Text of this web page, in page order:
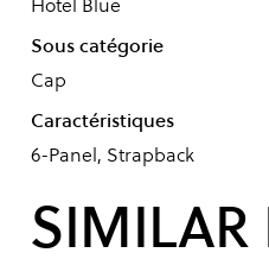
Sous catégorie
Cap
Caractéristiques
6-Panel, Strapback
SIMILAR